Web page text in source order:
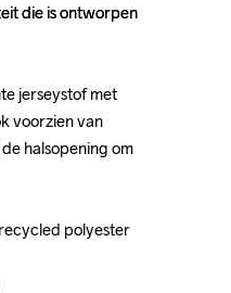
die is ontworpen
jerseystof met
voorzien van
halsopening om
polyester
die is ontworpen
jerseystof met
voorzien van
halsopening om
polyester